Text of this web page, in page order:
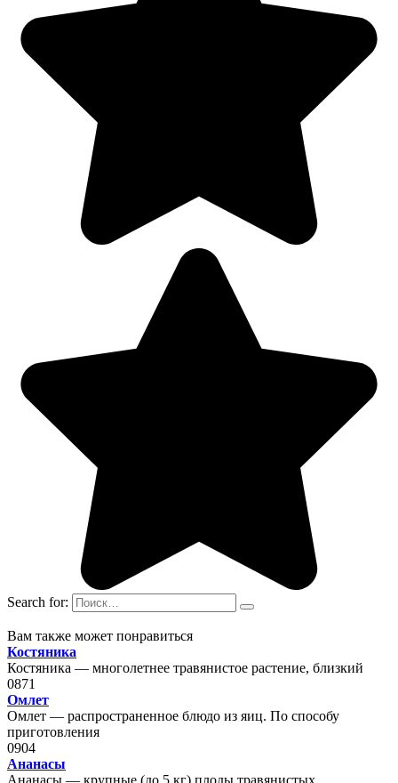
Search for:
Вам также может понравиться
Костяника
Костяника — многолетнее травянистое растение, близкий
0871
Омлет
Омлет — распространенное блюдо из яиц. По способу
приготовления
0904
Ананасы
Ананасы — крупные (до 5 кг) плоды травянистых